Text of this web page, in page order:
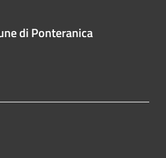
di Ponteranica